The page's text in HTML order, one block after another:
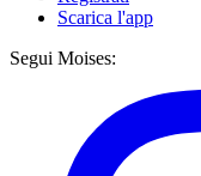
Scarica l'app
Segui Moises: